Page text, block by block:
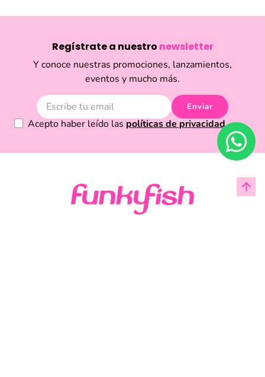
Regístrate a nuestro newsletter
Y conoce nuestras promociones, lanzamientos,
eventos y mucho más.
Enviar
Acepto haber leído las políticas de privacidad.